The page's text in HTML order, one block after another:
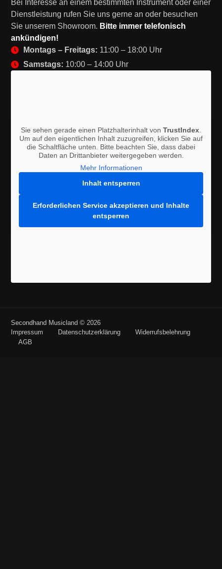
Bei Interesse an einem bestimmten Instrument oder einer
Dienstleistung rufen Sie uns gerne an oder besuchen
Sie unserem Showroom. Bitte immer telefonisch
ankündigen!
Montags – Freitags: 11:00 – 18:00 Uhr
Samstags: 10:00 – 14:00 Uhr
Sie sehen gerade einen Platzhalterinhalt von TrustIndex
Um auf den eigentlichen Inhalt zuzugreifen, klicken Sie auf
die Schaltfläche unten. Bitte beachten Sie, dass dabei
Daten an Drittanbieter weitergegeben werden.
Mehr Informationen
Inhalt entsperren
Erforderlichen Service akzeptieren und Inhalte
entsperren
Secondhand Musicland © 2026
Impressum
Datenschutzerklärung
Widerrufsbelehrung
AGB